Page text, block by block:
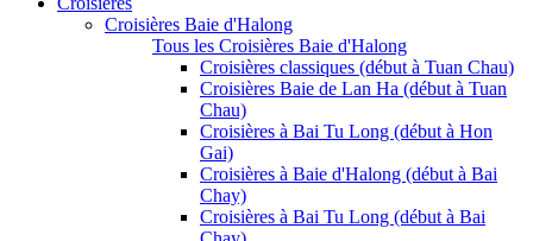
Croisières Baie d'Halong
Tous les Croisières Baie d'Halong
Croisières classiques (début à Tuan Chau)
Croisières Baie de Lan Ha (début à Tuan
Chau)
Croisières à Bai Tu Long (début à Hon
Gai)
Croisières à Baie d'Halong (début à Bai
Chay)
Croisières à Bai Tu Long (début à Bai